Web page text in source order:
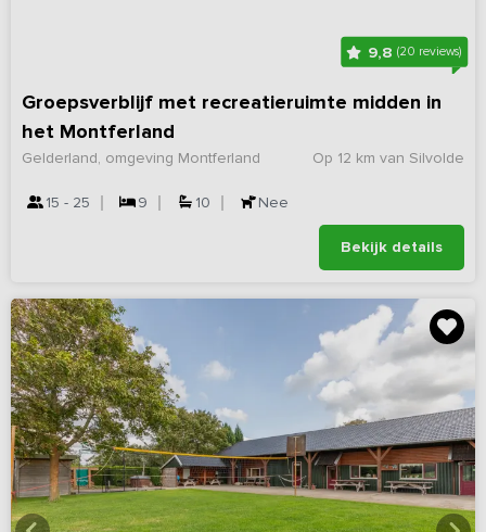
9,8 (20 reviews)
Groepsverblijf met recreatieruimte midden in
het Montferland
Op 12 km van Silvolde
Gelderland, omgeving Montferland
15 - 25 9 10 Nee
Bekijk details